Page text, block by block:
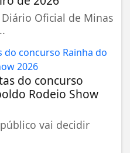
Oficial de Minas
do concurso
Rodeio Show
vai decidir